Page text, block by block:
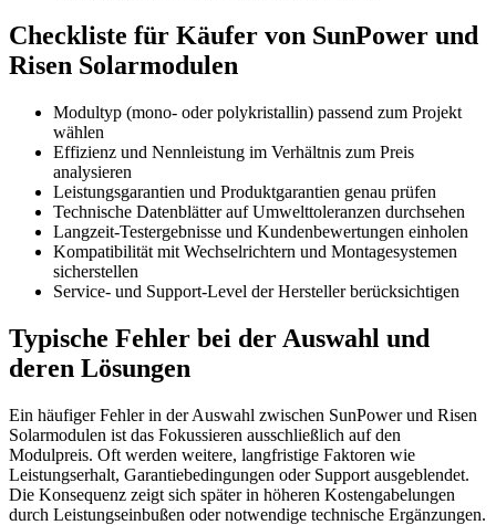
Checkliste für Käufer von SunPower und
Risen Solarmodulen
Modultyp (mono- oder polykristallin) passend zum Projekt
wählen
Effizienz und Nennleistung im Verhältnis zum Preis
analysieren
Leistungsgarantien und Produktgarantien genau prüfen
Technische Datenblätter auf Umwelttoleranzen durchsehen
Langzeit-Testergebnisse und Kundenbewertungen einholen
Kompatibilität mit Wechselrichtern und Montagesystemen
sicherstellen
Service- und Support-Level der Hersteller berücksichtigen
Typische Fehler bei der Auswahl und
deren Lösungen
Ein häufiger Fehler in der Auswahl zwischen SunPower und Risen
Solarmodulen ist das Fokussieren ausschließlich auf den
Modulpreis. Oft werden weitere, langfristige Faktoren wie
Leistungserhalt, Garantiebedingungen oder Support ausgeblendet.
Die Konsequenz zeigt sich später in höheren Kostengabelungen
durch Leistungseinbußen oder notwendige technische Ergänzungen.